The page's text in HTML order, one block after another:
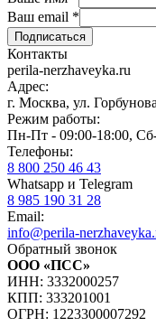
Ваш email *
Контакты
perila-nerzhaveyka.ru
Адрес:
г. Москва, ул.
Режим работы:
Пн-Пт - 09:00-18:00,
Телефоны:
8 800 250 46 43
Whatsapp и Telegram
8 985 190 31 28
Email:
info@perila-
Обратный звонок
ООО «ПСС»
ИНН: 3332000257
КПП: 333201001
ОГРН: 1223300007292